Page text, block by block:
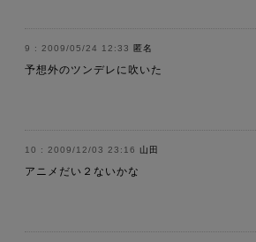
2009/05/24 12:33 匿名
予想外のツンデレに吹いた
2009/12/03 23:16 山田
アニメだい２ないかな